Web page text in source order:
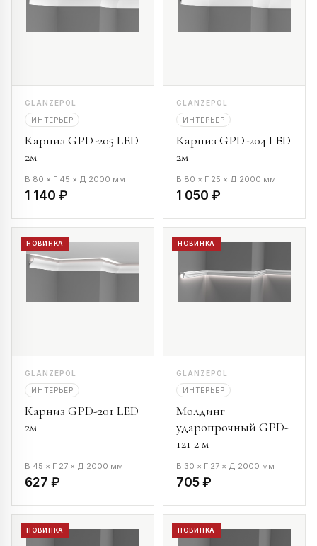
GLANZEPOL
ИНТЕРЬЕР
Карниз GPD-205 LED
2м
В 80 × Г 45 × Д 2000 мм
1 140 ₽
GLANZEPOL
ИНТЕРЬЕР
Карниз GPD-204 LED
2м
В 80 × Г 25 × Д 2000 мм
1 050 ₽
НОВИНКА
GLANZEPOL
ИНТЕРЬЕР
Карниз GPD-201 LED
2м
В 45 × Г 27 × Д 2000 мм
627 ₽
НОВИНКА
GLANZEPOL
ИНТЕРЬЕР
Молдинг
ударопрочный GPD-
121 2 м
В 30 × Г 27 × Д 2000 мм
705 ₽
НОВИНКА НОВИНКА